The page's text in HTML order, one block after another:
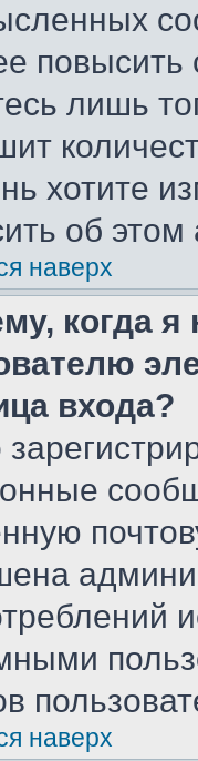
лишь
хотите
об
наверх
когда
входа?
наверх